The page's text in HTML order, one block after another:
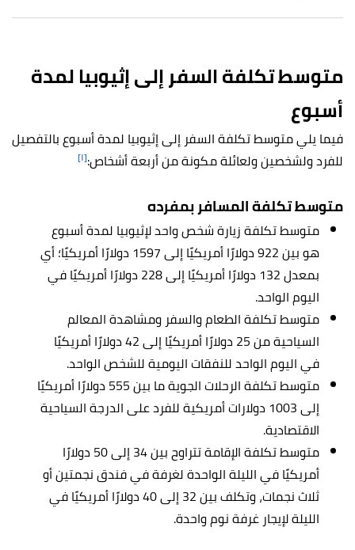
متوسط تكلفة السفر إلى إثيوبيالمدة
أسبوع
فيما يلي متوسط تكلفةالسفر إلى إثيوبيا لمدة أسبوع بالتفصيل
للفرد ولشخصين ولعائلة مكونة من أربعة أشخاص:[١]
متوسط تكلفة المسافر بمفرده
متوسط تكلفة زيارة شخص واحد لإثيوبيا لمدة أسبوع
هو بين 922 دولارًا أمريكيًا إلى 1597 دولارًا أمريكيًا؛ أي
بمعدل 132 دولارًا أمريكيًا إلى 228 دولارًا أمريكيًا في
اليوم الواحد.
متوسط تكلفة الطعام والسفر ومشاهدة المعالم
السياحية من 25 دولارًا أمريكيًا إلى 42 دولارًا أمريكيًا
في اليوم الواحد للنفقات اليومية للشخص الواحد.
متوسط تكلفة الرحلات الجوية ما بين 555 دولارًا أمريكيًا
إلى 1003 دولارات أمريكية للفرد على الدرجة السياحية
الاقتصادية.
متوسط تكلفة الإقامة تتراوح بين 34 إلى 50 دولارًا
أمريكيًا في الليلة الواحدة لغرفة في فندق نجمتين أو
ثلاث نجمات، وتكلف بين 32 إلى 40 دولارًا أمريكيًا في
الليلة لإيجار غرفة نوم واحدة.